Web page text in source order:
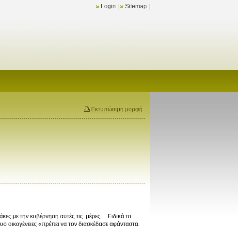
Login Sitemap
Εκτυπώσιμη μορφή
με την κυβέρνηση αυτές τις μέρες… Ειδικά το
οικογένειες «πρέπει να τον διασκέδασε αφάνταστα.